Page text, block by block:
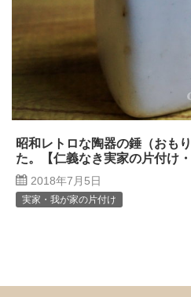
昭和レトロな陶器の錘（おも
た。【仁義なき実家の片付け・
2018年7月5日
実家・我が家の片付け